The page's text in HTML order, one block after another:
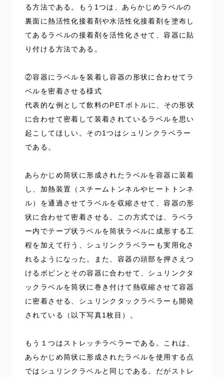
る方法である。もう1つは、あらかじめラベルの
裏面に熱活性化接着剤や水活性化接着剤を塗布し
てあるラベルの接着剤を活性化させて、容器に貼
り付ける方法である。
②容器にラベルを装着し容器の形状に合わせてラ
ベルを密着させる様式
代表的な例として飲料のPETボトルに、その形状
に合わせて密着して装着されているラベルを思い
起こしてほしい。その1つはシュリンクラベラー
である。
あらかじめ筒状に形成されたラベルを容器に装着
し、加熱装置（スチームトンネルやヒートトンネ
ル）を通過させてラベルを収縮させて、容器の形
状に合わせて密着させる。この方式では、ラベラ
ー内でテープ状ラベルを筒状ラベルに成形する工
程を加えて行う、シュリンクラベラーも実用化さ
れるようになった。また、容器の頭部を押さえつ
けるボビンとその容器に合わせて、シュリンクタ
ックラベルを筒状に巻き付けて熱収縮させて容器
に密着させる、シュリンクタックラベラーも開発
されている（以下写真1枚目）。
もう１つはストレッチラベラーである。これは、
あらかじめ筒状に形成されたラベルを使用する点
ではシュリンクラベルと同じである。だがストレ